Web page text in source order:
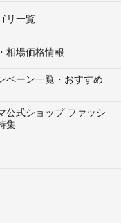
リ一覧
相場価格情報
ペーン一覧・おすすめ
公式ショップ ファッシ
集